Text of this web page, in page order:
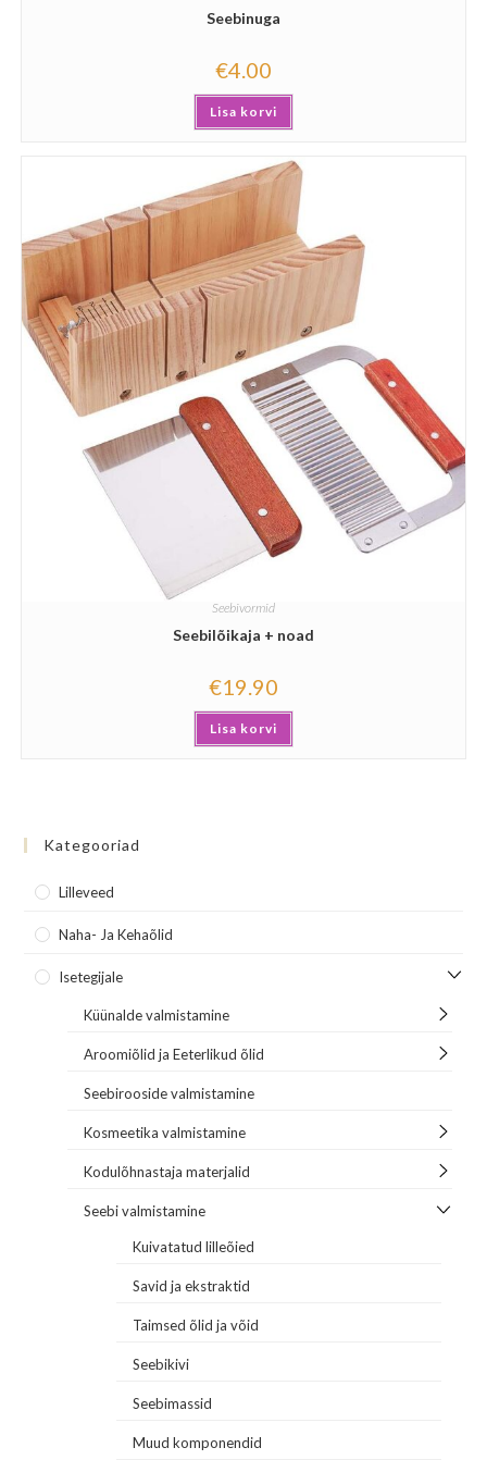
Seebinuga
€4.00
Lisa korvi
Seebivormid
Seebilõikaja + noad
€19.90
Lisa korvi
Kategooriad
Lilleveed
Naha- Ja Kehaõlid
Isetegijale
Küünalde valmistamine
Aroomiõlid ja Eeterlikud õlid
Seebirooside valmistamine
Kosmeetika valmistamine
Kodulõhnastaja materjalid
Seebi valmistamine
Kuivatatud lilleõied
Savid ja ekstraktid
Taimsed õlid ja võid
Seebikivi
Seebimassid
Muud komponendid